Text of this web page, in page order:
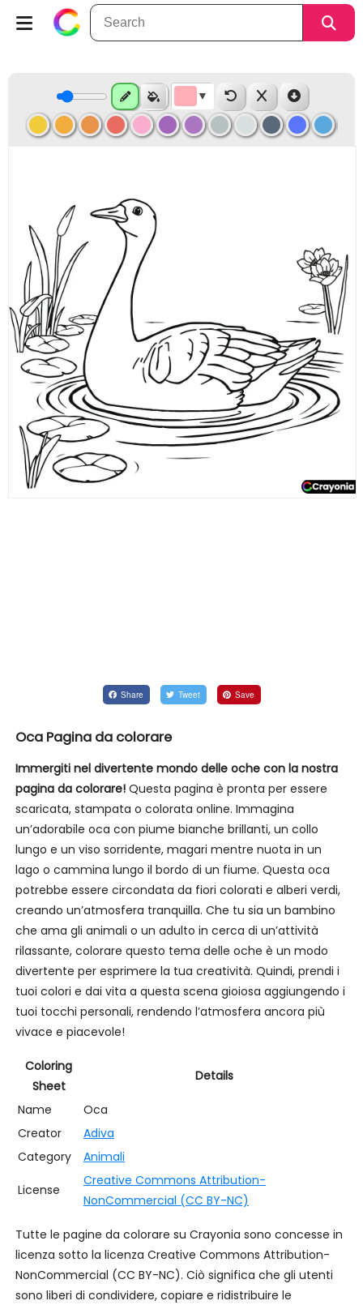
Share Tweet Save
Oca Pagina da colorare
Immergiti nel divertente mondo delle oche con la nostra
pagina da colorare!Questa pagina è pronta per essere
scaricata, stampata o colorata online. Immagina
un’adorabile oca con piume bianche brillanti, un collo
lungo e un viso sorridente, magari mentre nuota in un
lago o cammina lungo il bordo di un fiume. Questa oca
potrebbe essere circondata da fiori colorati e alberi verdi,
creando un’atmosfera tranquilla. Che tu sia un bambino
che ama gli animali o un adulto in cerca di un’attività
rilassante, colorare questo tema delle oche è un modo
divertente per esprimere la tua creatività. Quindi, prendi i
tuoi colori e dai vita a questa scena gioiosa aggiungendo i
tuoi tocchi personali, rendendo l’atmosfera ancora più
vivace e piacevole!
Coloring
Sheet
Details
Name
Oca
Creator
Adiva
Category
Animali
License
Creative Commons Attribution-
NonCommercial (CC BY-NC)
Tutte le pagine da colorare su Crayonia sono concesse in
licenza sotto la licenza Creative Commons Attribution-
NonCommercial (CC BY-NC). Ciò significa che gli utenti
sono liberi di condividere, copiare e ridistribuire le